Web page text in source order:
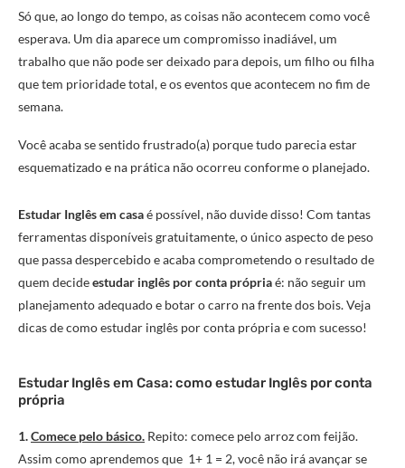
Só que, ao longo do tempo, as coisas não acontecem como você
esperava. Um dia aparece um compromisso inadiável, um
trabalho que não pode ser deixado para depois, um filho ou filha
que tem prioridade total, e os eventos que acontecem no fim de
semana.
Você acaba se sentido frustrado(a) porque tudo parecia estar
esquematizado e na prática não ocorreu conforme o planejado.
Estudar Inglês em casaé possível, não duvide disso! Com tantas
ferramentas disponíveis gratuitamente, o único aspecto de peso
que passa despercebido e acaba comprometendo o resultado de
quem decideestudar inglês por conta própriaé: não seguir um
planejamento adequado e botar o carro na frente dos bois. Veja
dicas de como estudar inglês por conta própria e com sucesso!
Estudar Inglês em Casa: como estudar Inglês por conta
própria
1.Comece pelo básico. Repito: comece pelo arroz com feijão.
Assim como aprendemos que 1+ 1 = 2, você não irá avançar se